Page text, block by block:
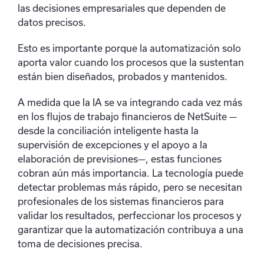
las decisiones empresariales que dependen de
datos precisos.
Esto es importante porque la automatización solo
aporta valor cuando los procesos que la sustentan
están bien diseñados, probados y mantenidos.
A medida que la IA se va integrando cada vez más
en los flujos de trabajo financieros de NetSuite —
desde la conciliación inteligente hasta la
supervisión de excepciones y el apoyo a la
elaboración de previsiones—, estas funciones
cobran aún más importancia. La tecnología puede
detectar problemas más rápido, pero se necesitan
profesionales de los sistemas financieros para
validar los resultados, perfeccionar los procesos y
garantizar que la automatización contribuya a una
toma de decisiones precisa.